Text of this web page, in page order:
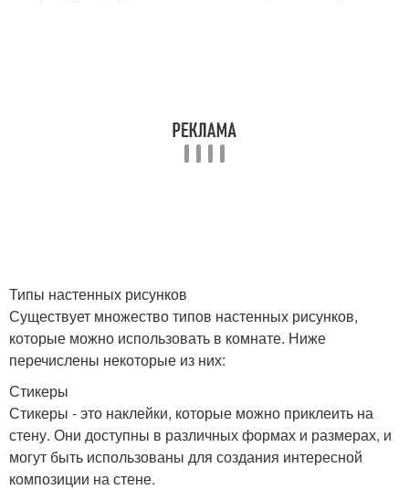
Типы настенных рисунков
Существует множество типов настенных рисунков,
которые можно использовать в комнате. Ниже
перечислены некоторые из них:
Стикеры
Стикеры - это наклейки, которые можно приклеить на
стену. Они доступны в различных формах и размерах, и
могут быть использованы для создания интересной
композиции на стене.